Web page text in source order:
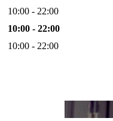
10:00 - 22:00
10:00 - 22:00
10:00 - 22:00